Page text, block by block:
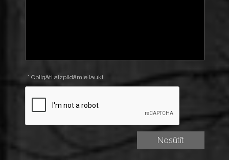
* Obligāti aizpildāmie lauki